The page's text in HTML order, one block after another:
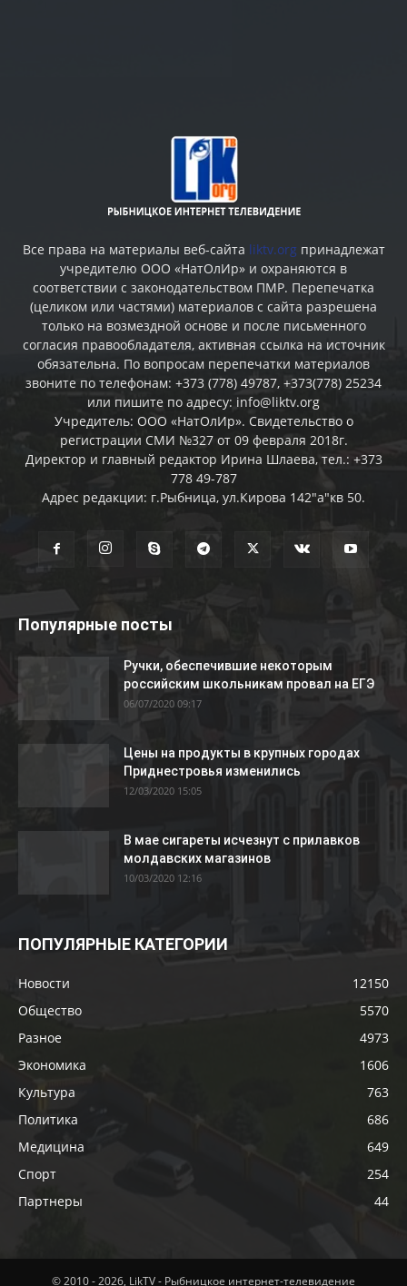
Все права на материалы веб-сайта liktv.org принадлежат
учредителю ООО «НатОлИр» и охраняются в
соответствии с законодательством ПМР. Перепечатка
(целиком или частями) материалов c сайта разрешена
только на возмездной основе и после письменного
согласия правообладателя, активная ссылка на источник
обязательна. По вопросам перепечатки материалов
звоните по телефонам: +373 (778) 49787, +373(778) 25234
или пишите по адресу: info@liktv.org
Учредитель: ООО «НатОлИр». Свидетельство о
регистрации СМИ №327 от 09 февраля 2018г.
Директор и главный редактор Ирина Шлаева, тел.: +373
778 49-787
Адрес редакции: г.Рыбница, ул.Кирова 142"а"кв 50.
Популярные посты
Ручки, обеспечившие некоторым
российским школьникам провал на ЕГЭ
06/07/2020 09:17
Цены на продукты в крупных городах
Приднестровья изменились
12/03/2020 15:05
В мае сигареты исчезнут с прилавков
молдавских магазинов
10/03/2020 12:16
ПОПУЛЯРНЫЕ КАТЕГОРИИ
Новости
12150
Общество
5570
Разное
4973
Экономика
1606
Культура
763
Политика
686
Медицина
649
Спорт
254
Партнеры
44
© 2010 - 2026, LikTV - Рыбницкое интернет-телевидение